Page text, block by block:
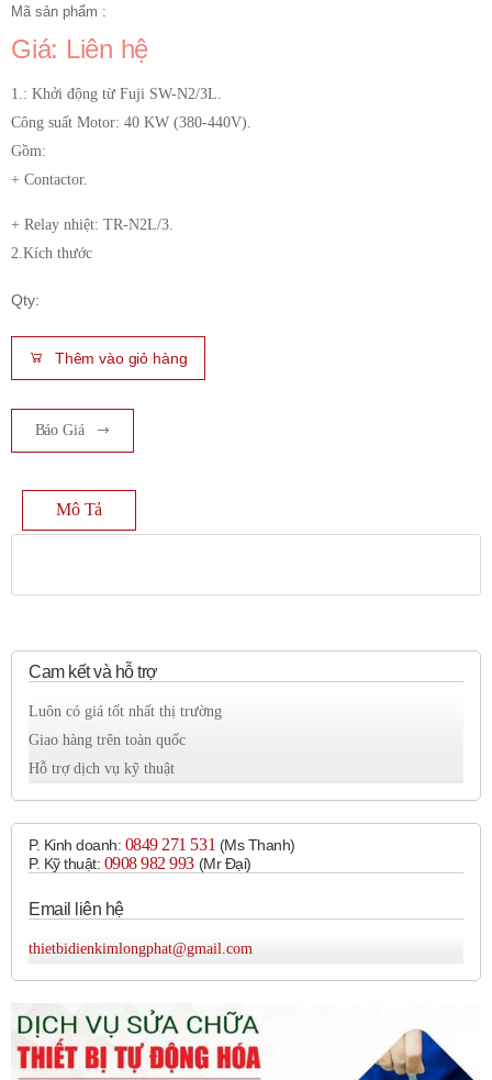
Mã sản phẩm :
Giá: Liên hệ
1.: Khởi động từ Fuji SW-N2/3L.
Công suất Motor: 40 KW (380-440V).
Gồm:
+ Contactor.
+ Relay nhiệt: TR-N2L/3.
2.Kích thước
Qty:
Thêm vào giỏ hàng
Báo Giá
Mô Tả
Cam kết và hỗ trợ
Luôn có giá tốt nhất thị trường
Giao hàng trên toàn quốc
Hỗ trợ dịch vụ kỹ thuật
P. Kinh doanh: 0849 271 531 (Ms Thanh)
P. Kỹ thuật: 0908 982 993​ (Mr Đại)
Email liên hệ
thietbidienkimlongphat@gmail.com